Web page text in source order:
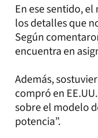
En ese sentido,
los detalles que
Según
encuentra en
Además,
compró en
sobre el modelo
potencia”.